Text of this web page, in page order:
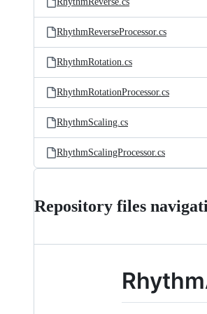
RhythmReverseProcessor.cs
RhythmRotation.cs
RhythmRotationProcessor.cs
RhythmScaling.cs
RhythmScalingProcessor.cs
Repository files